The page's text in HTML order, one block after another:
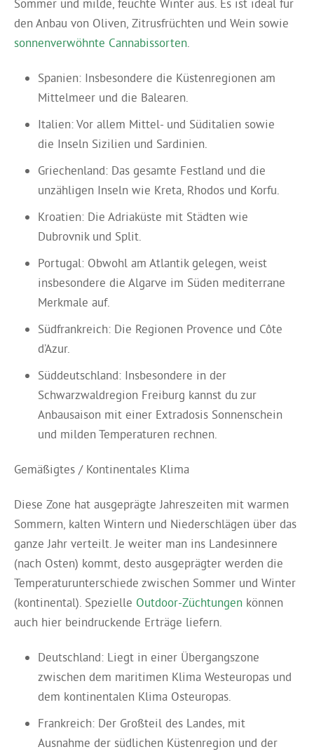
Sommer und milde, feuchte Winter aus. Es ist ideal für
den Anbau von Oliven, Zitrusfrüchten und Wein sowie
sonnenverwöhnte Cannabissorten.
Spanien: Insbesondere die Küstenregionen am
Mittelmeer und die Balearen.
Italien: Vor allem Mittel- und Süditalien sowie
die Inseln Sizilien und Sardinien.
Griechenland: Das gesamte Festland und die
unzähligen Inseln wie Kreta, Rhodos und Korfu.
Kroatien: Die Adriaküste mit Städten wie
Dubrovnik und Split.
Portugal: Obwohl am Atlantik gelegen, weist
insbesondere die Algarve im Süden mediterrane
Merkmale auf.
Südfrankreich: Die Regionen Provence und Côte
d’Azur.
Süddeutschland: Insbesondere in der
Schwarzwaldregion Freiburg kannst du zur
Anbausaison mit einer Extradosis Sonnenschein
und milden Temperaturen rechnen.
Gemäßigtes / Kontinentales Klima
Diese Zone hat ausgeprägte Jahreszeiten mit warmen
Sommern, kalten Wintern und Niederschlägen über das
ganze Jahr verteilt. Je weiter man ins Landesinnere
(nach Osten) kommt, desto ausgeprägter werden die
Temperaturunterschiede zwischen Sommer und Winter
(kontinental). Spezielle Outdoor-Züchtungen können
auch hier beindruckende Erträge liefern.
Deutschland: Liegt in einer Übergangszone
zwischen dem maritimen Klima Westeuropas und
dem kontinentalen Klima Osteuropas.
Frankreich: Der Großteil des Landes, mit
Ausnahme der südlichen Küstenregion und der